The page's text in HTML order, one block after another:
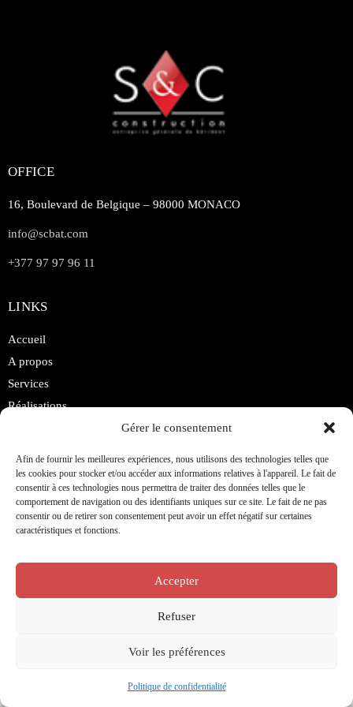
Gérer le consentement
Afin de fournir les meilleures expériences, nous utilisons des technologies telles que
les cookies pour stocker et/ou accéder aux informations relatives à l'appareil. Le fait de
consentir à ces technologies nous permettra de traiter des données telles que le
comportement de navigation ou des identifiants uniques sur ce site. Le fait de ne pas
consentir ou de retirer son consentement peut avoir un effet négatif sur certaines
caractéristiques et fonctions.
Accepter
Refuser
Voir les préférences
Politique de confidentialité​
OFFICE
16, Boulevard de Belgique – 98000 MONACO
info@scbat.com
+377 97 97 96 11
LINKS
Accueil
A propos
Services
Réalisations
PARTAGER
S&C Construction © Tous droits réservés.